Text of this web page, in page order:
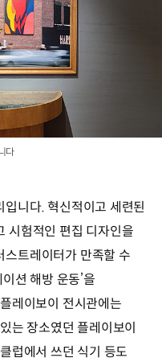
다
니다. 혁신적이고 세련된
시험적인 편집 디자인을
스트레이터가 만족할 수
션 해방 운동’을
레이보이 전시관에는
는 장소였던 플레이보이
럽에서 쓰던 식기 등도